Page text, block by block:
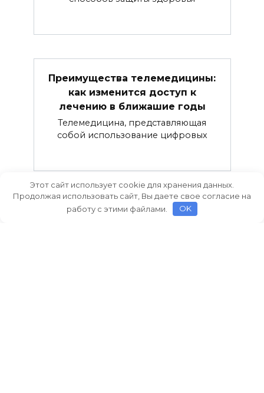
Преимущества телемедицины:
как изменится доступ к
лечению в ближашие годы
Телемедицина, представляющая
собой использование цифровых
Роль телемедицины в
Этот сайт использует cookie для хранения данных.
Продолжая использовать сайт, Вы даете свое согласие на
работу с этими файлами.
OK